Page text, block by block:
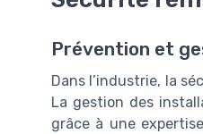
Prévention et
Dans l’industrie, la
La gestion des
grâce à une